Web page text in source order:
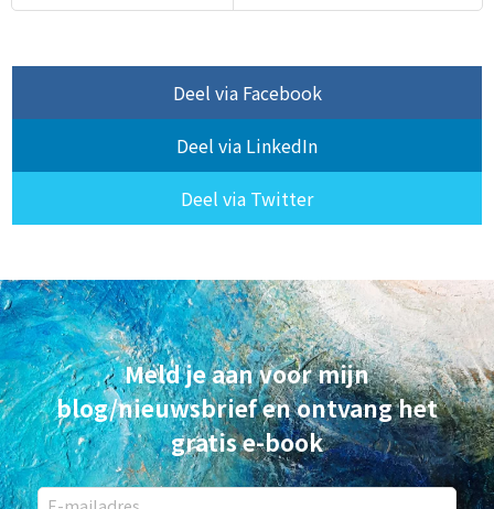
Deel via Facebook
Deel via LinkedIn
Deel via Twitter
Meld je aan voor mijn
blog/nieuwsbrief en ontvang het
gratis e-book